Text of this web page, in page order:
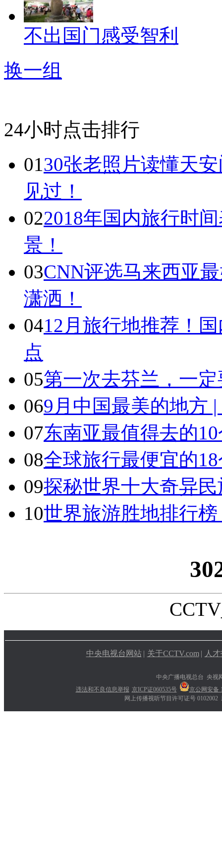
不出国门感受智利
换一组
24小时点击排行
0130张老照片读懂天
见过！
022018年国内旅行时
景！
03CNN评选马来西亚
潇洒！
0412月旅行地推荐！
点
05第一次去芬兰，一
069月中国最美的地方
07东南亚最值得去的
08全球旅行最便宜的
09探秘世界十大奇异
10世界旅游胜地排行
中央电视台网站 | 关于CCTV.com | 人
中央广播电视总台 央视
违法和不良信息举报 京ICP证060535号
京公网安备
网上传播视听节目许可证号 0102002